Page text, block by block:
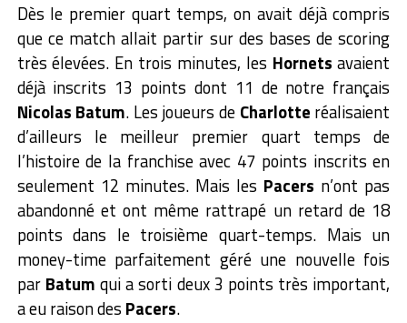
Dès le premier quart temps, on avait déjà compris
que ce match allait partir sur des bases de scoring
très élevées. En trois minutes, les Hornets avaient
déjà inscrits 13 points dont 11 de notre français
Nicolas Batum. Les joueurs de Charlotte réalisaient
d’ailleurs le meilleur premier quart temps de
l’histoire de la franchise avec 47 points inscrits en
seulement 12 minutes. Mais les Pacers n’ont pas
abandonné et ont même rattrapé un retard de 18
points dans le troisième quart-temps. Mais un
money-time parfaitement géré une nouvelle fois
par Batum qui a sorti deux 3 points très important,
a eu raison des Pacers.